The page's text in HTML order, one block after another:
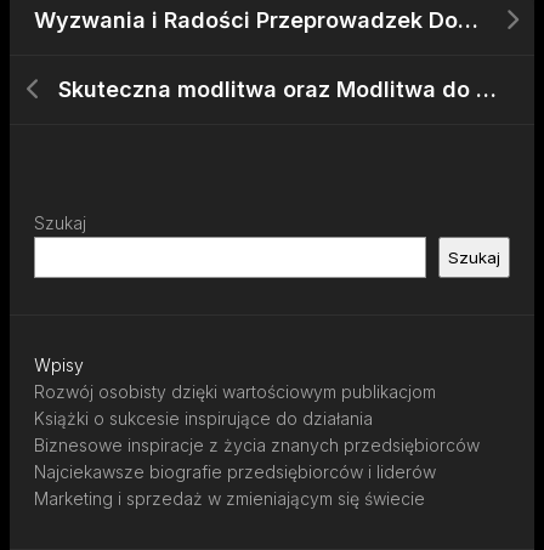
Wyzwania i Radości Przeprowadzek Domów, Mieszkań i Firm
Skuteczna modlitwa oraz Modlitwa do Ducha Świętego
Szukaj
Szukaj
Wpisy
Rozwój osobisty dzięki wartościowym publikacjom
Książki o sukcesie inspirujące do działania
Biznesowe inspiracje z życia znanych przedsiębiorców
Najciekawsze biografie przedsiębiorców i liderów
Marketing i sprzedaż w zmieniającym się świecie